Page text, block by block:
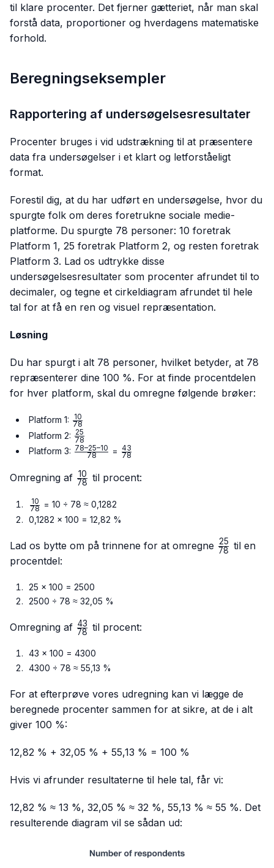
til klare procenter. Det fjerner gætteriet, når man skal
forstå data, proportioner og hverdagens matematiske
forhold.
Beregningseksempler
Rapportering af undersøgelsesresultater
Procenter bruges i vid udstrækning til at præsentere
data fra undersøgelser i et klart og letforståeligt
format.
Forestil dig, at du har udført en undersøgelse, hvor du
spurgte folk om deres foretrukne sociale medie-
platforme. Du spurgte 78 personer: 10 foretrak
Platform 1, 25 foretrak Platform 2, og resten foretrak
Platform 3. Lad os udtrykke disse
undersøgelsesresultater som procenter afrundet til to
decimaler, og tegne et cirkeldiagram afrundet til hele
tal for at få en ren og visuel repræsentation.
Løsning
Du har spurgt i alt 78 personer, hvilket betyder, at 78
repræsenterer dine 100 %. For at finde procentdelen
for hver platform, skal du omregne følgende brøker:
Platform 1: \frac{10}
{78}
78
10
Platform 2: \frac{25}
{78}
78
25
Platform 3: \frac{78
10}{78}
78
78–25–10 = \frac{43}
78
43
Omregning af \frac{10}
78
10 til procent:
\frac{10}
{78}
78
10
= 10 ÷ 78 ≈ 0,1282
0,1282 × 100 = 12,82 %
Lad os bytte om på trinnene for at omregne \frac{25}
78
25 til en
procentdel:
25 × 100 = 2500
2500 ÷ 78 ≈ 32,05 %
Omregning af \frac{43}
78
43 til procent:
43 × 100 = 4300
4300 ÷ 78 ≈ 55,13 %
For at efterprøve vores udregning kan vi lægge de
beregnede procenter sammen for at sikre, at de i alt
giver 100 %:
12,82 % + 32,05 % + 55,13 % = 100 %
Hvis vi afrunder resultaterne til hele tal, får vi:
12,82 % ≈ 13 %, 32,05 % ≈ 32 %, 55,13 % ≈ 55 %. Det
resulterende diagram vil se sådan ud: